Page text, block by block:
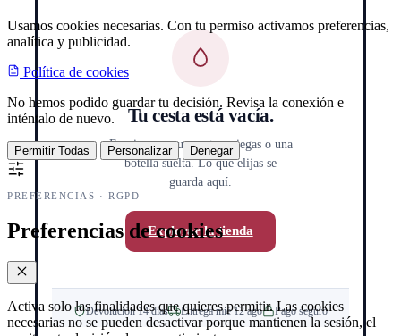
Tu cesta está vacía.
Empieza por una cata a ciegas o una
botella suelta. Lo que elijas se
guarda aquí.
Explorar la tienda
Devolución 14 días Entrega mié 12 ago Pago seguro
Usamos cookies necesarias. Con tu permiso activamos preferencias,
analítica y publicidad.
Política de cookies
No hemos podido guardar tu decisión. Revisa la conexión e
inténtalo de nuevo.
Permitir Todas Personalizar Denegar
PREFERENCIAS · RGPD
Preferencias de cookies
Activa solo las finalidades que quieres permitir. Las cookies
necesarias no se pueden desactivar porque mantienen la sesión, el